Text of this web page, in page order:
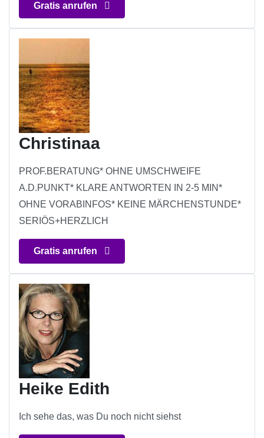
Gratis anrufen
Christinaa
PROF.BERATUNG* OHNE UMSCHWEIFE
A.D.PUNKT* KLARE ANTWORTEN IN 2-5 MIN*
OHNE VORABINFOS* KEINE MÄRCHENSTUNDE*
SERIÖS+HERZLICH
Gratis anrufen
Heike Edith
Ich sehe das, was Du noch nicht siehst